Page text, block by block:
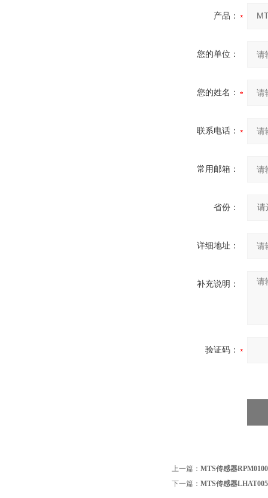
产品：
您的单位：
您的姓名：
联系电话：
常用邮箱：
省份：
详细地址：
补充说明：
验证码：
上一篇： MTS传感器
下一篇： MTS传感器